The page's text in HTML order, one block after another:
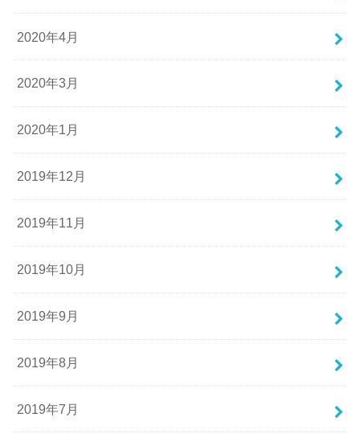
2020年4月
2020年3月
2020年1月
2019年12月
2019年11月
2019年10月
2019年9月
2019年8月
2019年7月